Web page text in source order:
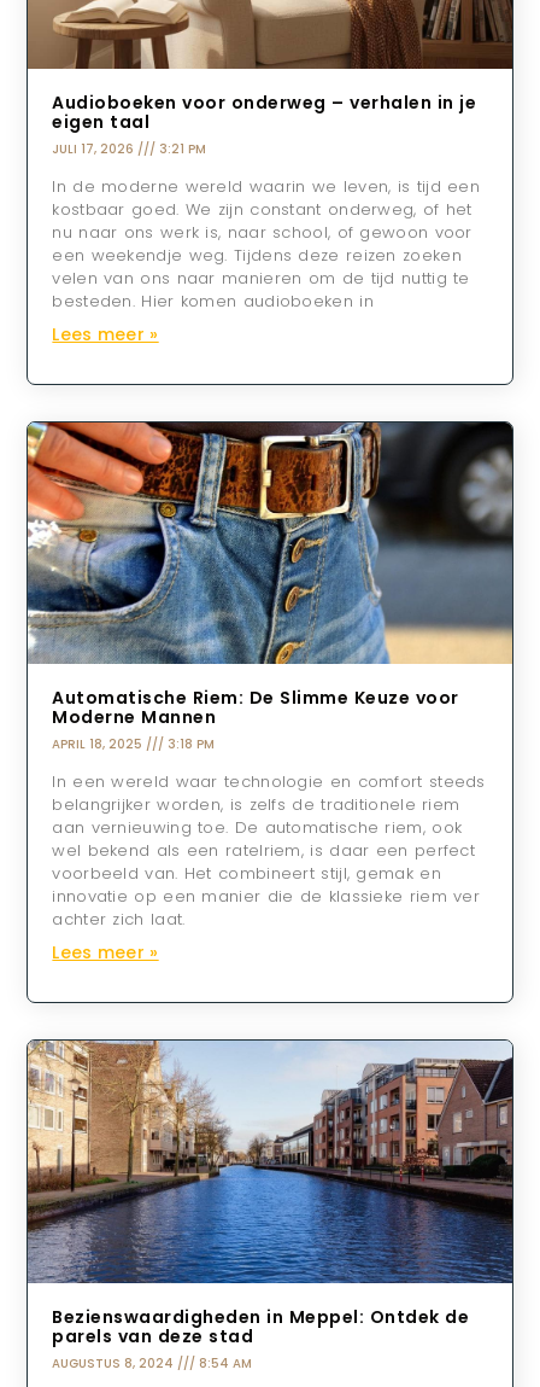
Audioboeken voor onderweg – verhalen in je
eigen taal
JULI 17, 2026 3:21 PM
In de moderne wereld waarin we leven, is tijd een
kostbaar goed. We zijn constant onderweg, of het
nu naar ons werk is, naar school, of gewoon voor
een weekendje weg. Tijdens deze reizen zoeken
velen van ons naar manieren om de tijd nuttig te
besteden. Hier komen audioboeken in
Lees meer »
Automatische Riem: De Slimme Keuze voor
Moderne Mannen
APRIL 18, 2025 3:18 PM
In een wereld waar technologie en comfort steeds
belangrijker worden, is zelfs de traditionele riem
aan vernieuwing toe. De automatische riem, ook
wel bekend als een ratelriem, is daar een perfect
voorbeeld van. Het combineert stijl, gemak en
innovatie op een manier die de klassieke riem ver
achter zich laat.
Lees meer »
Bezienswaardigheden in Meppel: Ontdek de
parels van deze stad
AUGUSTUS 8, 2024 8:54 AM